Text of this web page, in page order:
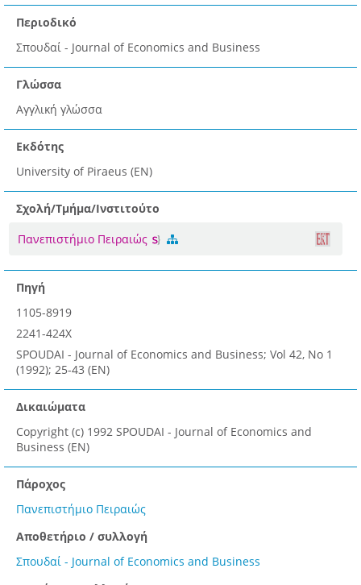
Περιοδικό
Σπουδαί - Journal of Economics and Business
Γλώσσα
Αγγλική γλώσσα
Εκδότης
University of Piraeus (EN)
Σχολή/Τμήμα/Ινστιτούτο
Πανεπιστήμιο Πειραιώς
Πηγή
1105-8919
2241-424X
SPOUDAI - Journal of Economics and Business; Vol 42, No 1
(1992); 25-43 (EN)
Δικαιώματα
Copyright (c) 1992 SPOUDAI - Journal of Economics and
Business (EN)
Πάροχος
Πανεπιστήμιο Πειραιώς
Αποθετήριο / συλλογή
Σπουδαί - Journal of Economics and Business